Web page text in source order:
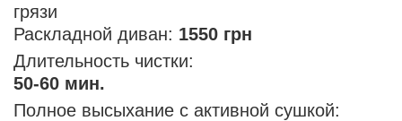
грязи
Раскладной диван: 1550 грн
Длительность чистки:
50-60 мин.
Полное высыхание с активной сушкой: